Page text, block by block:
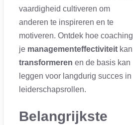
vaardigheid cultiveren om
anderen te inspireren en te
motiveren. Ontdek hoe coaching
je managementeffectiviteit kan
transformeren en de basis kan
leggen voor langdurig succes in
leiderschapsrollen.
Belangrijkste